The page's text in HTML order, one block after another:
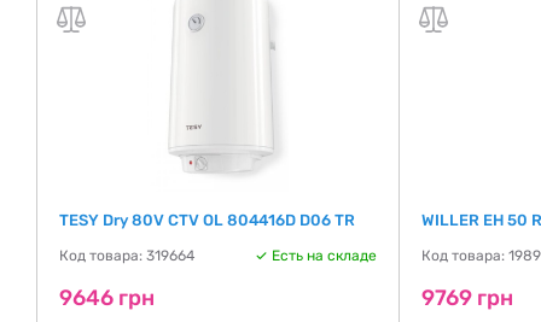
TESY Dry 80V CTV OL 804416D D06 TR
Код товара: 319664 Есть на складе
9646 грн
WILLER EH 50
Код товара:
9769 грн